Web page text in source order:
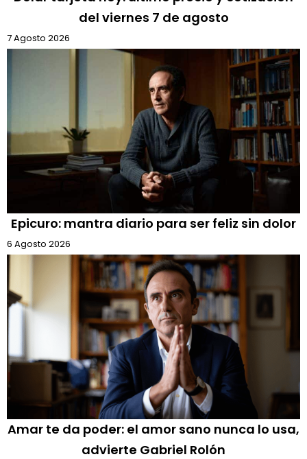
del viernes 7 de agosto
7 Agosto 2026
Epicuro: mantra diario para ser feliz sin dolor
6 Agosto 2026
Amar te da poder: el amor sano nunca lo usa,
advierte Gabriel Rolón